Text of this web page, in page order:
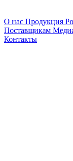
О нас Продукция
Поставщикам
Контакты